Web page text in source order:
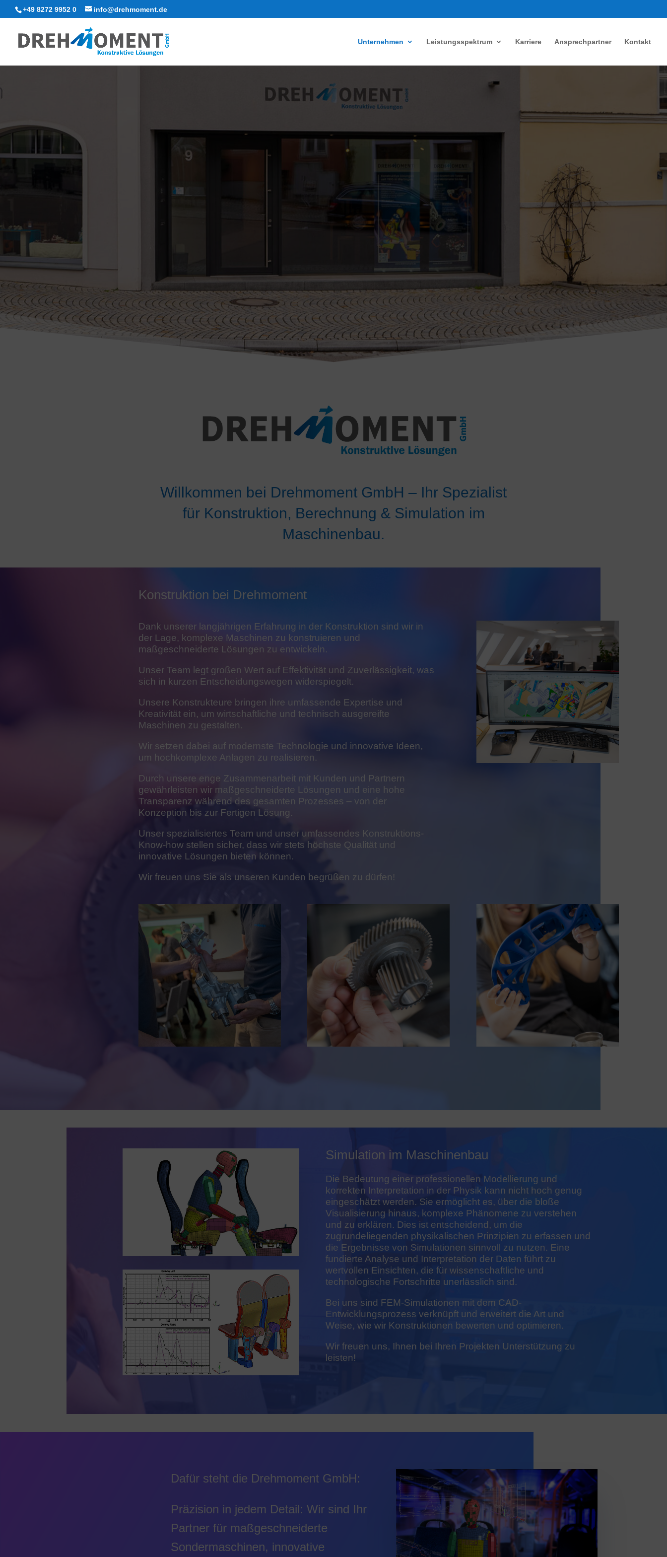
+49 8272 9952 0 info@drehmoment.de
Unternehmen Leistungsspektrum Karriere Ansprechpartner Kontakt
Willkommen bei Drehmoment GmbH – Ihr Spezialist
für Konstruktion, Berechnung & Simulation im
Maschinenbau.
Konstruktion bei Drehmoment
Dank unserer langjährigen Erfahrung in der Konstruktion sind wir in
der Lage, komplexe Maschinen zu konstruieren und
maßgeschneiderte Lösungen zu entwickeln.
Unser Team legt großen Wert auf Effektivität und Zuverlässigkeit, was
sich in kurzen Entscheidungswegen widerspiegelt.
Unsere Konstrukteure bringen ihre umfassende Expertise und
Kreativität ein, um wirtschaftliche und technisch ausgereifte
Maschinen zu gestalten.
Wir setzen dabei auf modernste Technologie und innovative Ideen,
um hochkomplexe Anlagen zu realisieren.
Durch unsere enge Zusammenarbeit mit Kunden und Partnern
gewährleisten wir maßgeschneiderte Lösungen und eine hohe
Transparenz während des gesamten Prozesses – von der
Konzeption bis zur Fertigen Lösung.
Unser spezialisiertes Team und unser umfassendes Konstruktions-
Know-how stellen sicher, dass wir stets höchste Qualität und
innovative Lösungen bieten können.
Wir freuen uns Sie als unseren Kunden begrüßen zu dürfen!
Simulation im Maschinenbau
Die Bedeutung einer professionellen Modellierung und
korrekten Interpretation in der Physik kann nicht hoch genug
eingeschätzt werden. Sie ermöglicht es, über die bloße
Visualisierung hinaus, komplexe Phänomene zu verstehen
und zu erklären. Dies ist entscheidend, um die
zugrundeliegenden physikalischen Prinzipien zu erfassen und
die Ergebnisse von Simulationen sinnvoll zu nutzen. Eine
fundierte Analyse und Interpretation der Daten führt zu
wertvollen Einsichten, die für wissenschaftliche und
technologische Fortschritte unerlässlich sind.
Bei uns sind FEM-Simulationen mit dem CAD-
Entwicklungsprozess verknüpft und erweitert die Art und
Weise, wie wir Konstruktionen bewerten und optimieren.
Wir freuen uns, Ihnen bei Ihren Projekten Unterstützung zu
leisten!
Dafür steht die Drehmoment GmbH:
Präzision in jedem Detail: Wir sind Ihr
Partner für maßgeschneiderte
Sondermaschinen, innovative